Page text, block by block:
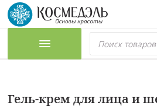
Гель-крем для лица и